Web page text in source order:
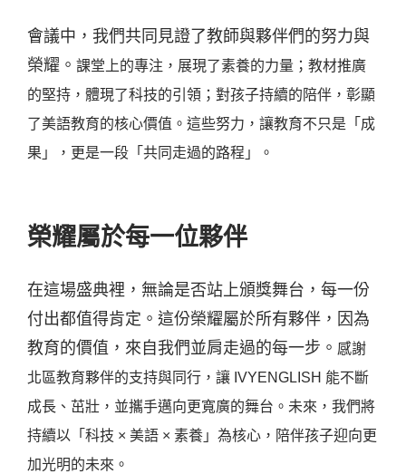
會議中，我們共同見證了教師與夥伴們的努力與
榮耀。 課堂上的專注，展現了素養的力量； 教材推廣
的堅持，體現了科技的引領； 對孩子持續的陪伴，彰顯
了美語教育的核心價值。 這些努力，讓教育不只是「成
果」，更是一段「共同走過的路程」。
榮耀屬於每一位夥伴
在這場盛典裡，無論是否站上頒獎舞台，每一份
付出都值得肯定。這份榮耀屬於所有夥伴，因為
教育的價值，來自我們並肩走過的每一步。 感謝
北區教育夥伴的支持與同行，讓 IVYENGLISH 能不斷
成長、茁壯，並攜手邁向更寬廣的舞台。未來，我們將
持續以「科技 × 美語 × 素養」為核心，陪伴孩子迎向更
加光明的未來。